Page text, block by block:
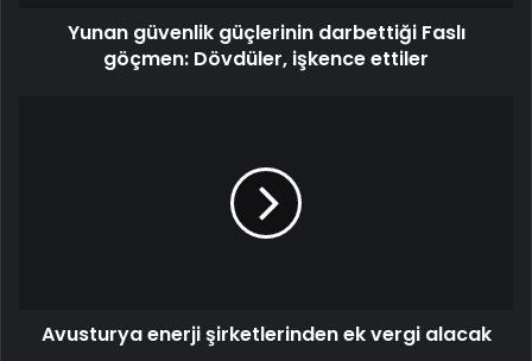
Yunan güvenlik güçlerinin darbettiği Faslı
göçmen: Dövdüler, işkence ettiler
Avusturya enerji şirketlerinden ek vergi alacak